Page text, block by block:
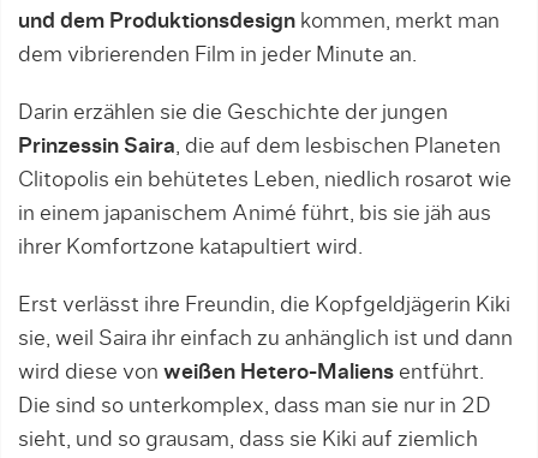
und dem Produktionsdesign kommen, merkt man
dem vibrierenden Film in jeder Minute an.
Darin erzählen sie die Geschichte der jungen
Prinzessin Saira, die auf dem lesbischen Planeten
Clitopolis ein behütetes Leben, niedlich rosarot wie
in einem japanischem Animé führt, bis sie jäh aus
ihrer Komfortzone katapultiert wird.
Erst verlässt ihre Freundin, die Kopfgeldjägerin Kiki
sie, weil Saira ihr einfach zu anhänglich ist und dann
wird diese von weißen Hetero-Maliens entführt.
Die sind so unterkomplex, dass man sie nur in 2D
sieht, und so grausam, dass sie Kiki auf ziemlich